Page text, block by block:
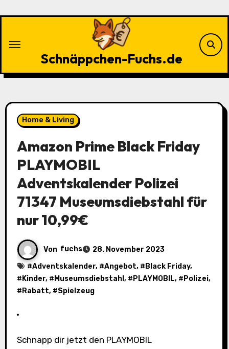
Schnäppchen-Fuchs.de
Home & Living
Amazon Prime Black Friday
PLAYMOBIL
Adventskalender Polizei
71347 Museumsdiebstahl für
nur 10,99€
Von fuchs
28. November 2023
#Adventskalender, #Angebot, # Black Friday,
# Kinder, # Museumsdiebstahl , # PLAYMOBIL, # Polizei,
# Rabatt, #Spielzeug
Schnapp dir jetzt den PLAYMOBIL